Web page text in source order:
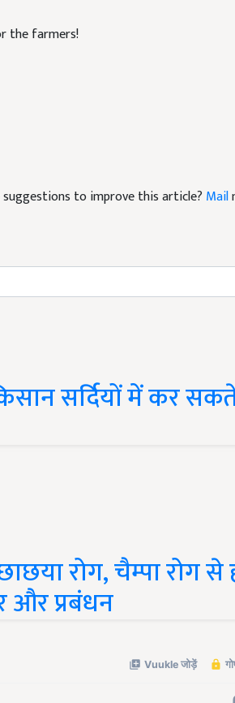
the farmers!
to improve this article?
सर्दियों में कर
रोग, चैम्पा रोग से
और प्रबंधन